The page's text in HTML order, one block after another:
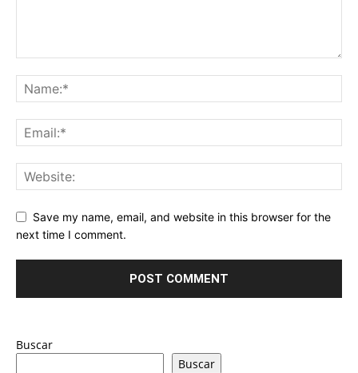
Save my name, email, and website in this browser for the
next time I comment.
Buscar
Buscar